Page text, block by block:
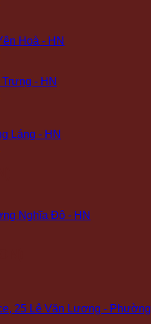
Hoà - HN
- HN
Láng - HN
Nghĩa Đô - HN
25 Lê Văn Lương - Phường